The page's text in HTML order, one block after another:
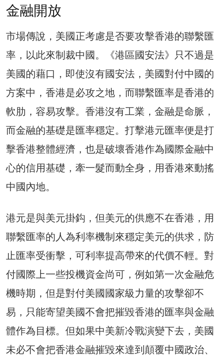
金融開放
市場傳說，美國正考慮是否要攻擊香港的聯繫匯
率，以此來制裁中國。《港區國安法》只不過是
美國的藉口，即使沒有國安法，美國對付中國的
方案中，香港是必攻之地，而聯繫匯率是香港的
軟肋，容易攻擊。香港沒有工業，金融是命脈，
而金融的基礎是匯率穩定。打擊港元匯率便是打
擊香港整體經濟，也是破壞香港作為國際金融中
心的信用基礎，牽一髮而動全身，用香港來動搖
中國內地。
港元是與美元掛鈎，但美元的供應不在香港，用
聯繫匯率的人為利率機制來穩定美元的供求，防
止匯率受衝擊，可利率提高帶來的代價不輕。對
付國際上一些投機資金尚可，例如第一次金融危
機時期，但是對付美國國家級力量的攻擊卻不
易，只能寄望美國不會把摧毀香港的匯率與金融
體作為目標。但如果中美新冷戰演變下去，美國
未必不會把香港金融摧毀來達到顛覆中國政治、